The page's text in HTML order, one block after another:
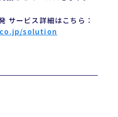
サービス詳細はこちら：
solution